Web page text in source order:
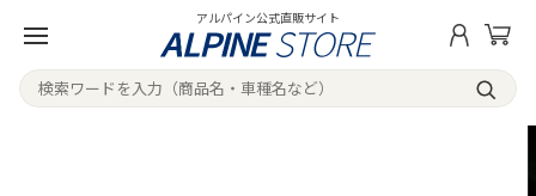
アルパイン公式直販サイト